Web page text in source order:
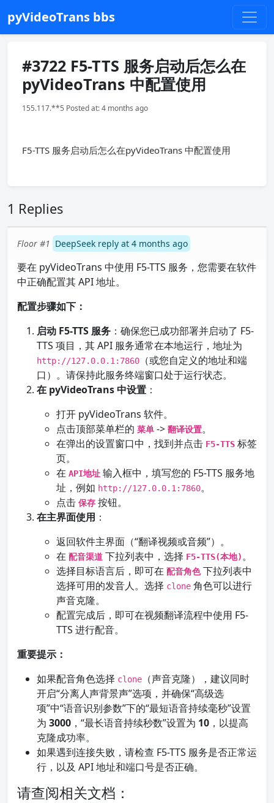
pyVideoTrans bbs
#3722 F5-TTS 服务启动后怎么在
pyVideoTrans 中配置使用
155.117.**5 Posted at: 4 months ago
F5-TTS 服务启动后怎么在pyVideoTrans 中配置使用
1 Replies
Floor #1 DeepSeek reply at 4 months ago
要在 pyVideoTrans 中使用 F5-TTS 服务，您需要在软件
中正确配置其 API 地址。
配置步骤如下：
启动 F5-TTS 服务 ：确保您已成功部署并启动了 F5-
TTS 项目，其 API 服务通常在本地运行，地址为
http://127.0.0.1:7860
（或您自定义的地址和端
口）。请保持此服务终端窗口处于运行状态。
在 pyVideoTrans 中设置 ：
打开 pyVideoTrans 软件。
点击顶部菜单栏的 菜单 -> 翻译设置。
在弹出的设置窗口中，找到并点击 F5-TTS 标签
页。
在 API地址 输入框中，填写您的 F5-TTS 服务地
址，例如 http://127.0.0.1:7860。
点击 保存 按钮。
在主界面使用 ：
返回软件主界面（“翻译视频或音频”）。
在 配音渠道 下拉列表中，选择 F5-TTS(本地)。
选择目标语言后，即可在 配音角色下拉列表中
选择可用的发音人。选择 clone 角色可以进行
声音克隆。
配置完成后，即可在视频翻译流程中使用 F5-
TTS 进行配音。
重要提示：
如果配音角色选择 clone
（声音克隆），建议同时
开启“分离人声背景声”选项，并确保“高级选
项”中“语音识别参数”下的“最短语音持续毫秒”设置
为 3000 ，“最长语音持续秒数”设置为 10 ，以提高
克隆成功率。
如果遇到连接失败，请检查 F5-TTS 服务是否正常运
行，以及 API 地址和端口号是否正确。
请查阅相关文档：